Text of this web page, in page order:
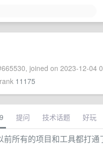
joined on 2023-12-04
11175
提问 技术话题 好玩
所有的项目和工具都打通